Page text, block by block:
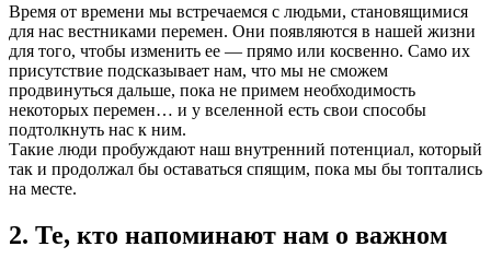
Время от времени мы встречаемся с людьми, становящимися
для нас вестниками перемен. Они появляются в нашей жизни
для того, чтобы изменить ее — прямо или косвенно. Само их
присутствие подсказывает нам, что мы не сможем
продвинуться дальше, пока не примем необходимость
некоторых перемен… и у вселенной есть свои способы
подтолкнуть нас к ним.
Такие люди пробуждают наш внутренний потенциал, который
так и продолжал бы оставаться спящим, пока мы бы топтались
на месте.
2. Те, кто напоминают нам о важном